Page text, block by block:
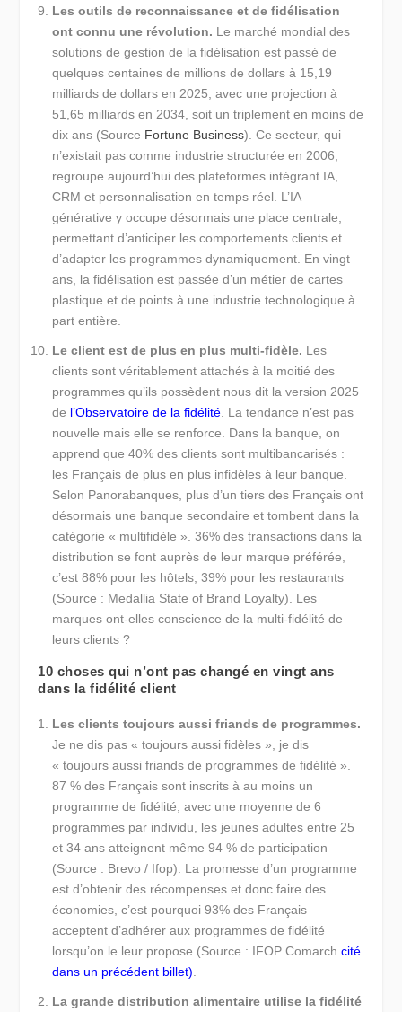
Les outils de reconnaissance et de fidélisation
ont connu une révolution. Le marché mondial des
solutions de gestion de la fidélisation est passé de
quelques centaines de millions de dollars à 15,19
milliards de dollars en 2025, avec une projection à
51,65 milliards en 2034, soit un triplement en moins de
dix ans (Source Fortune Business). Ce secteur, qui
n’existait pas comme industrie structurée en 2006,
regroupe aujourd’hui des plateformes intégrant IA,
CRM et personnalisation en temps réel. L’IA
générative y occupe désormais une place centrale,
permettant d’anticiper les comportements clients et
d’adapter les programmes dynamiquement. En vingt
ans, la fidélisation est passée d’un métier de cartes
plastique et de points à une industrie technologique à
part entière.
Le client est de plus en plus multi-fidèle. Les
clients sont véritablement attachés à la moitié des
programmes qu’ils possèdent nous dit la version 2025
de l’Observatoire de la fidélité . La tendance n’est pas
nouvelle mais elle se renforce. Dans la banque, on
apprend que 40% des clients sont multibancarisés :
les Français de plus en plus infidèles à leur banque.
Selon Panorabanques, plus d’un tiers des Français ont
désormais une banque secondaire et tombent dans la
catégorie « multifidèle ». 36% des transactions dans la
distribution se font auprès de leur marque préférée,
c’est 88% pour les hôtels, 39% pour les restaurants
(Source : Medallia State of Brand Loyalty). Les
marques ont-elles conscience de la multi-fidélité de
leurs clients ?
10 choses qui n’ont pas changé en vingt ans
dans la fidélité client
Les clients toujours aussi friands de programmes.
Je ne dis pas « toujours aussi fidèles », je dis
« toujours aussi friands de programmes de fidélité ».
87 % des Français sont inscrits à au moins un
programme de fidélité, avec une moyenne de 6
programmes par individu, les jeunes adultes entre 25
et 34 ans atteignent même 94 % de participation
(Source : Brevo / Ifop). La promesse d’un programme
est d’obtenir des récompenses et donc faire des
économies, c’est pourquoi 93% des Français
acceptent d’adhérer aux programmes de fidélité
lorsqu’on le leur propose (Source : IFOP Comarchcité
dans un précédent billet).
La grande distribution alimentaire utilise la fidélité